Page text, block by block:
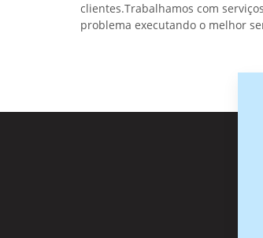
clientes.Trabalhamos com
problema executando o melhor